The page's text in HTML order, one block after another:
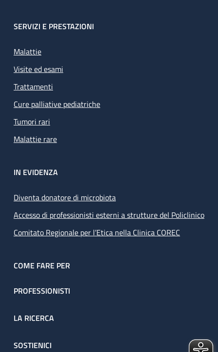
SERVIZI E PRESTAZIONI
Malattie
Visite ed esami
Trattamenti
Cure palliative pediatriche
Tumori rari
Malattie rare
IN EVIDENZA
Diventa donatore di microbiota
Accesso di professionisti esterni a strutture del Policlinico
Comitato Regionale per l’Etica nella Clinica COREC
COME FARE PER
PROFESSIONISTI
LA RICERCA
SOSTIENICI